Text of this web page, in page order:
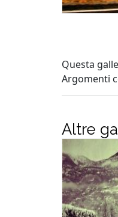
Questa
Argomenti
Altre